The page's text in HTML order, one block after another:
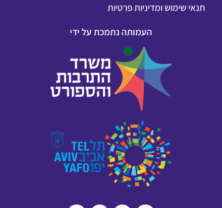
תנאי שימוש ומדיניות פרטיות
העמותה נתמכת על ידי